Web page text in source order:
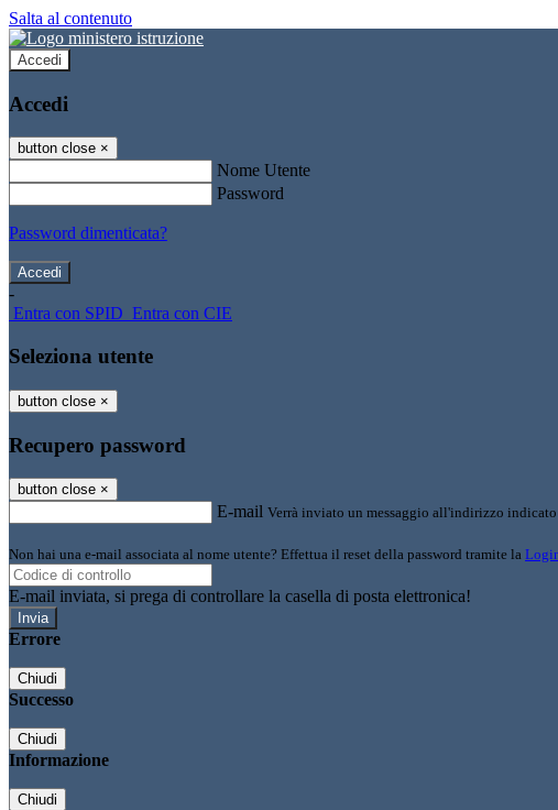
Salta al contenuto
Accedi
Accedi
button close ×
Nome Utente
Password
Password dimenticata?
-
Entra con SPID Entra con CIE
Seleziona utente
button close ×
Recupero password
button close ×
E-mail Verrà inviato un messaggio all'indirizzo
Non hai una e-mail associata al nome utente? Effettua il reset della password tramite la
E-mail inviata, si prega di controllare la casella di posta elettronica!
Errore
Chiudi
Successo
Chiudi
Informazione
Chiudi